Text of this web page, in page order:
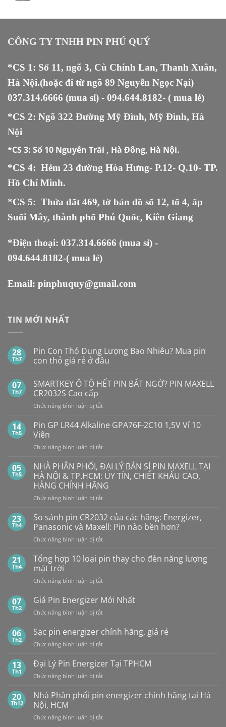
CÔNG TY TNHH PIN PHÚ QUÝ
*CS 1: Số 11, ngõ 3, Cù Chính Lan, Thanh Xuân,
Hà Nội.(hoặc đi từ ngõ 89 Nguyễn Ngọc Nại)
037.314.6666 (mua sỉ) - 094.644.8182- ( mua lẻ)
*CS 2: Ngõ 322 Đường Mỹ Đình, Mỹ Đình, Hà
Nội
*CS 3: Số 10 Nguyễn Trãi , Hà Đông, Hà Nội.
*CS 4: Hẻm 23 đường Hòa Hưng- P.12- Q.10- TP.
Hồ Chí Minh.
*CS 5: Thửa đất 469, tờ bản đồ số 12, tổ 4, ấp
Suối Mây, thành phố Phú Quốc, Kiên Giang
*Điện thoại: 037.314.6666 (mua sỉ) -
094.644.8182-( mua lẻ)
Email: pinphuquy@gmail.com
TIN MỚI NHẤT
28
Th7
Pin Con Thỏ Dung Lượng Bao Nhiêu? Mua pin
con thỏ giá rẻ ở đâu
bình
luận
ở
Pin
Con
Dung
Lượng
Bao
Mua
con
thỏ
giá
rẻ
ở
đâu
07
Th7
SMARTKEY Ô TÔ HẾT PIN BẤT NGỜ? PIN MAXELL
CR2032S Cao cấp
Chức năng bình luận bị tắtở
Ô
PIN
NGỜ?
PIN
MAXELL
CR2032S Cao
cấp
14
Th5
Pin GP LR44 Alkaline GPA76F-2C10 1,5V Vỉ 10
Viên
Chức năng bình luận bị tắtở
GP
LR44
Alkaline
GPA76F-
2C10
Vỉ
10
Viên
05
Th5
NHÀ PHÂN PHỐI, ĐẠI LÝ BÁN SỈ PIN MAXELL TẠI
HÀ NỘI & TP.HCM: UY TÍN, CHIẾT KHẤU CAO,
HÀNG CHÍNH HÃNG
Chức năng bình luận bị tắtở
PHÂN
PHỐI,
ĐẠI
LÝ
SỈ
TẠI
NỘI
TÍN,
CHIẾT
CAO,
HÀNG
CHÍNH
23
Th4
So sánh pin CR2032 của các hãng: Energizer,
Panasonic và Maxell: Pin nào bền hơn?
Chức năng bình luận bị tắtở
sánh
của
hãng:
Panasonic
Maxell:
hơn?
21
Th4
Tổng hợp 10 loại pin thay cho đèn năng lượng
mặt trời
Chức năng bình luận bị tắtở
hợp
loại
thay
đèn
lượng
mặt
07
Th2
Giá Pin Energizer Mới Nhất
Chức năng bình luận bị tắtở
Pin
Mới
06
Th2
Sạc pin energizer chính hãng, giá rẻ
Chức năng bình luận bị tắtở
pin
energizer
chính
giá
13
Th1
Đại Lý Pin Energizer Tại TPHCM
Chức năng bình luận bị tắtở
Lý
Tại
20
Th12
Nhà Phân phối pin energizer chính hãng tại Hà
Nội, HCM
Chức năng bình luận bị tắtở